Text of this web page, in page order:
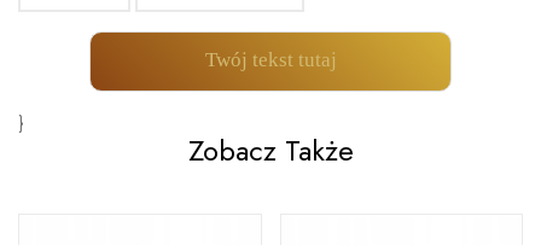
Twój tekst tutaj
}
Zobacz Także